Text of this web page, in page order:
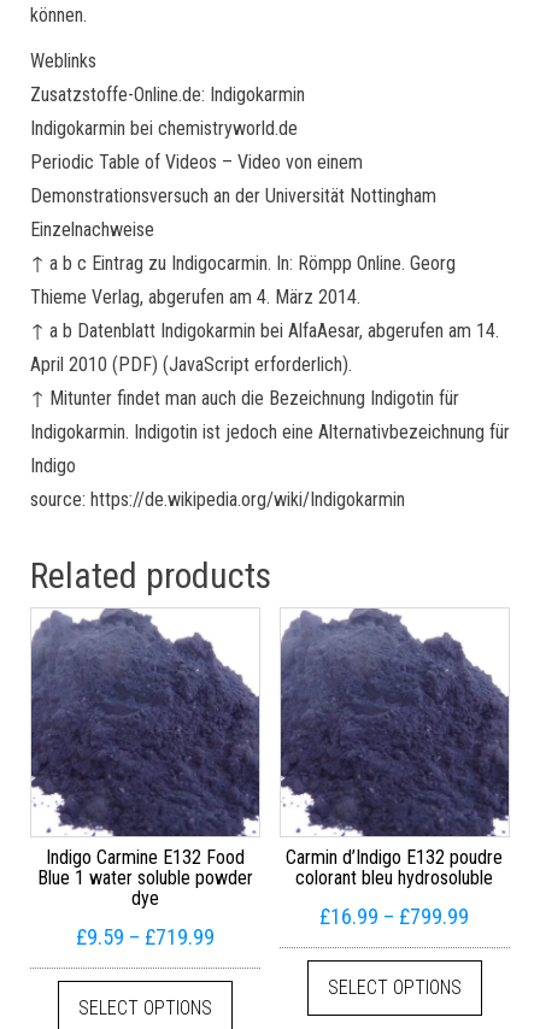
können.
Weblinks
Zusatzstoffe-Online.de: Indigokarmin
Indigokarmin bei chemistryworld.de
Periodic Table of Videos – Video von einem
Demonstrationsversuch an der Universität Nottingham
Einzelnachweise
↑ a b c Eintrag zu Indigocarmin. In: Römpp Online. Georg
Thieme Verlag, abgerufen am 4. März 2014.
↑ a b Datenblatt Indigokarmin bei AlfaAesar, abgerufen am 14.
April 2010 (PDF) (JavaScript erforderlich).
↑ Mitunter findet man auch die Bezeichnung Indigotin für
Indigokarmin. Indigotin ist jedoch eine Alternativbezeichnung für
Indigo
source: https://de.wikipedia.org/wiki/Indigokarmin
Related products
Indigo Carmine E132 Food
Blue 1 water soluble powder
dye
£9.59 – £719.99
SELECT OPTIONS
This product has multiple variants. The
Carmin d’Indigo E132 poudre
colorant bleu hydrosoluble
£16.99 – £799.99
SELECT OPTIONS
This